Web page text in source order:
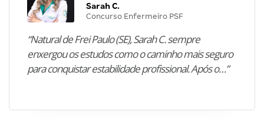
Sarah C.
Concurso Enfermeiro PSF
“Natural de Frei Paulo (SE), Sarah C. sempre
enxergou os estudos como o caminho mais seguro
para conquistar estabilidade profissional. Após o…”